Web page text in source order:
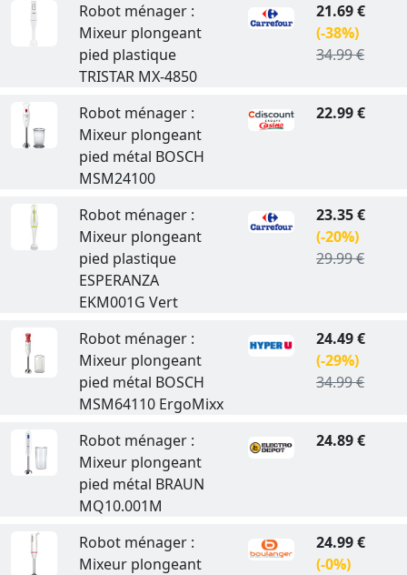
Robot ménager :
Mixeur plongeant
pied plastique
TRISTAR MX-4850
21.69 €
(-38%)
34.99 €
Robot ménager :
Mixeur plongeant
pied métal BOSCH
MSM24100
22.99 €
Robot ménager :
Mixeur plongeant
pied plastique
ESPERANZA
EKM001G Vert
23.35 €
(-20%)
29.99 €
Robot ménager :
Mixeur plongeant
pied métal BOSCH
MSM64110 ErgoMixx
24.49 €
(-29%)
34.99 €
Robot ménager :
Mixeur plongeant
pied métal BRAUN
MQ10.001M
24.89 €
Robot ménager :
Mixeur plongeant
24.99 €
(-0%)